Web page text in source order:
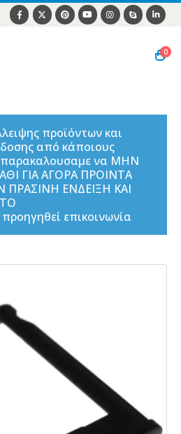
0
προϊόντων και
από κάποιους
παρακαλουσαμε να ΜΗΝ
ΓΙΑ ΑΓΟΡΑ ΠΡΟΙΝΤΑ
ΕΝΔΕΙΞΗ ΚΑΙ
επικοινωνία